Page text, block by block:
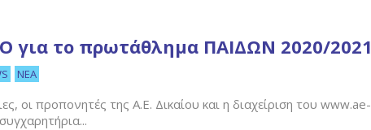
για το πρωτάθλημα ΠΑΙΔΩΝ 2020/2021
ΝΈΑ
οι προπονητές της Α.Ε. Δικαίου και η διαχείριση του www.ae-